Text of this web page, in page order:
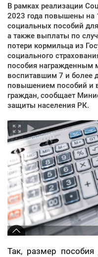
В рамках реализации
2023 года повышены на
социальных пособий
а также выплаты по
потери кормильца из
социального
пособия награжденным
воспитавшим 7 и более
повышением пособий и
граждан, сообщает
защиты населения РК.
Так, размер